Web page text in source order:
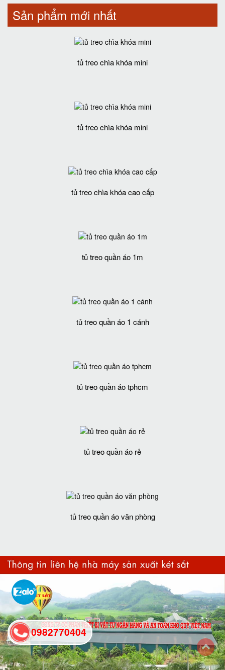
Sản phẩm mới nhất
tủ treo chìa khóa mini
tủ treo chìa khóa mini
tủ treo chìa khóa cao cấp
tủ treo quần áo 1m
tủ treo quần áo 1 cánh
tủ treo quần áo tphcm
tủ treo quần áo rẻ
tủ treo quần áo văn phòng
0982770404
back